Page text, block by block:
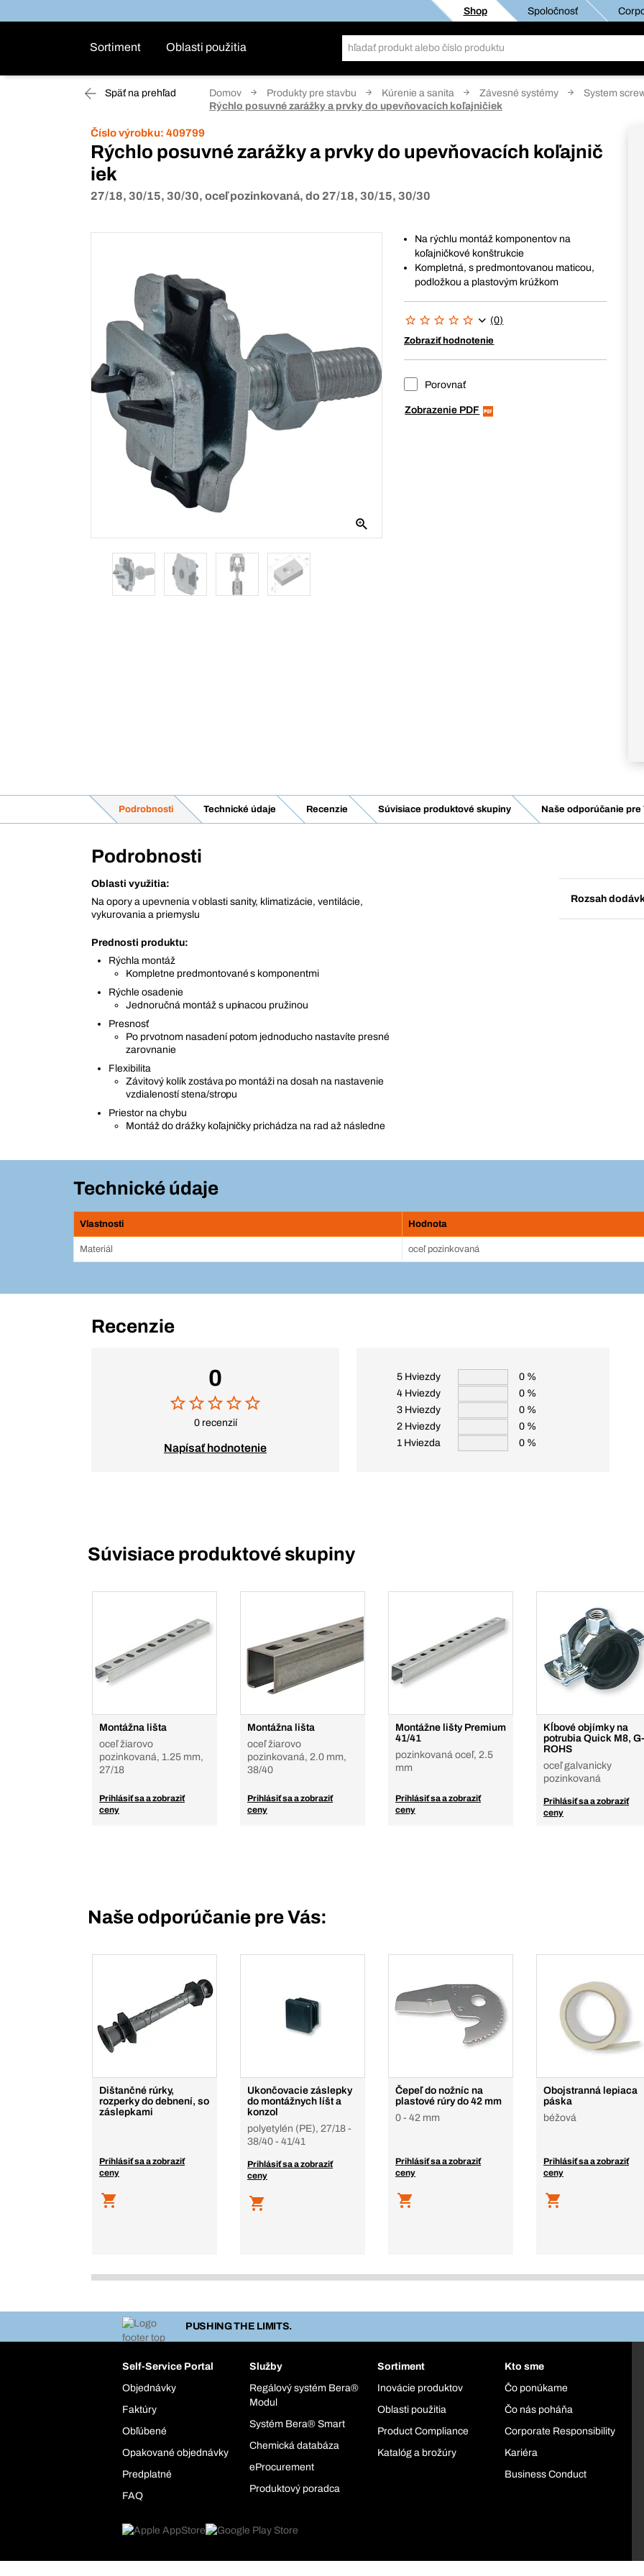
Shop Spoločnosť
Sortiment Oblasti použitia
Späť na prehľad Domov Produkty pre stavbu Kúrenie a sanita Závesné systémy
System
Rýchlo posuvné zarážky a prvky do upevňovacích koľajničiek
Číslo výrobku: 409799
Rýchlo posuvné zarážky a prvky do upevňovacích koľajnič
iek
27/18, 30/15, 30/30, oceľ pozinkovaná, do 27/18, 30/15, 30/30
Na rýchlu montáž komponentov na
koľajničkové konštrukcie
Kompletná, s predmontovanou maticou,
podložkou a plastovým krúžkom
(0)
Zobraziť hodnotenie
Porovnať
Zobrazenie PDF
Podrobnosti Technické údaje Recenzie Súvisiace produktové skupiny Naše odporúčanie pre
Podrobnosti
Oblasti využitia:
Na opory a upevnenia v oblasti sanity, klimatizácie, ventilácie,
vykurovania a priemyslu
Prednosti produktu:
Rýchla montáž
Kompletne predmontované s komponentmi
Rýchle osadenie
Jednoručná montáž s upínacou pružinou
Presnosť
Po prvotnom nasadení potom jednoducho nastavíte presné
zarovnanie
Flexibilita
Závitový kolík zostáva po montáži na dosah na nastavenie
vzdialeností stena/stropu
Priestor na chybu
Montáž do drážky koľajničky prichádza na rad až následne
Rozsah
Technické údaje
Vlastnosti Hodnota
Materiál oceľ pozinkovaná
Recenzie
0
0 recenzií
Napísať hodnotenie
5 Hviezdy
0 %
4 Hviezdy
0 %
3 Hviezdy
0 %
2 Hviezdy
0 %
1 Hviezda
0 %
Súvisiace produktové skupiny
Montážna lišta
oceľ žiarovo
pozinkovaná, 1.25 mm,
27/18
Prihlásiť sa a zobraziť
ceny
Montážna lišta
oceľ žiarovo
pozinkovaná, 2.0 mm,
38/40
Prihlásiť sa a zobraziť
ceny
Montážne lišty Premium
41/41
pozinkovaná oceľ, 2.5
mm
Prihlásiť sa a zobraziť
ceny
Kĺbové objímky na
potrubia Quick M8, G-
ROHS
oceľ galvanicky
pozinkovaná
Prihlásiť sa a zobraziť
ceny
Naše odporúčanie pre Vás:
Dištančné rúrky,
rozperky do debnení, so
záslepkami
Prihlásiť sa a zobraziť
ceny
Ukončovacie záslepky
do montážnych líšt a
konzol
polyetylén (PE), 27/18 -
38/40 - 41/41
Prihlásiť sa a zobraziť
ceny
Čepeľ do nožníc na
plastové rúry do 42 mm
0 - 42 mm
Prihlásiť sa a zobraziť
ceny
Obojstranná lepiaca
páska
béžová
Prihlásiť sa a zobraziť
ceny
PUSHING THE LIMITS.
Self-Service Portal
Objednávky
Faktúry
Obľúbené
Opakované objednávky
Predplatné
FAQ
Služby
Regálový systém Bera®
Modul
Systém Bera® Smart
Chemická databáza
eProcurement
Produktový poradca
Sortiment
Inovácie produktov
Oblasti použitia
Product Compliance
Katalóg a brožúry
Kto sme
Čo ponúkame
Čo nás poháňa
Corporate Responsibility
Kariéra
Business Conduct